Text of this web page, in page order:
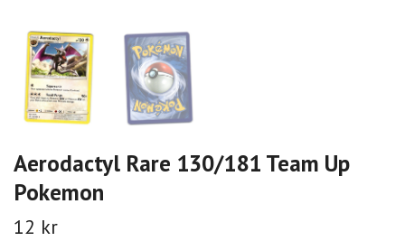
Aerodactyl Rare 130/181 Team Up
Pokemon
12 kr